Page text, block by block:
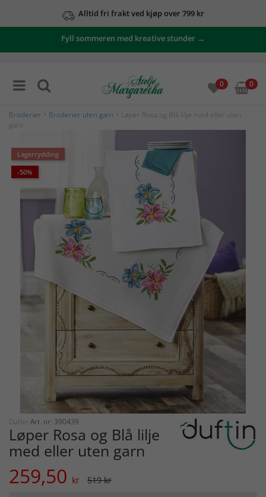
Alltid fri frakt ved kjøp over 799 kr
Fyll sommeren med kreative stunder →
0 0
Broderier Broderier uten garn > Løper Rosa og Blå lilje med eller uten
garn
Lagerrydding
-50%
Duftin Art. nr: 390439
Løper Rosa og Blå lilje
med eller uten garn
259,50 kr 519 kr